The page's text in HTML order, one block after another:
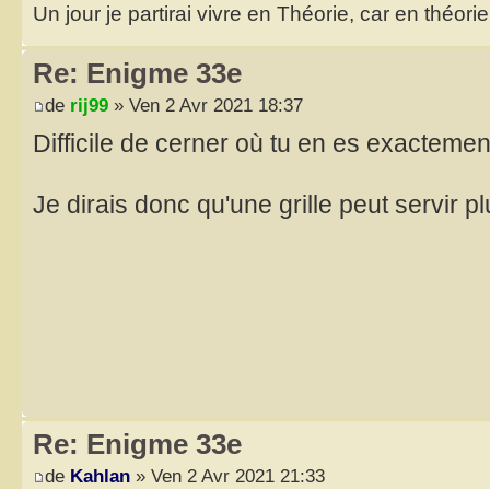
Un jour je partirai vivre en Théorie, car en
Re: Enigme 33e
de rij99 » Ven 2 Avr 2021 18:37
Difficile de cerner où tu en es
Je dirais donc qu'une grille peut servir
Re: Enigme 33e
de Kahlan » Ven 2 Avr 2021 21:33